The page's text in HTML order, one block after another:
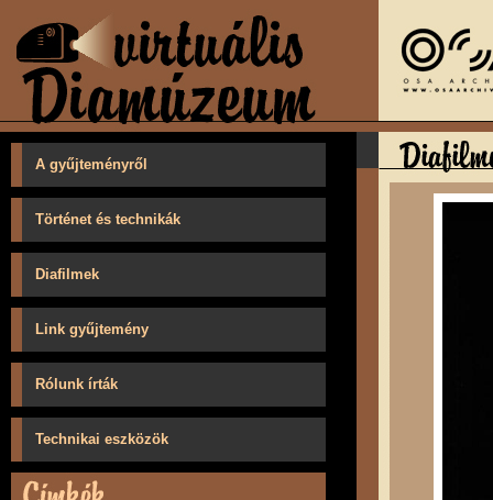
A gyűjteményről
Történet és technikák
Diafilmek
Link gyűjtemény
Rólunk írták
Technikai eszközök